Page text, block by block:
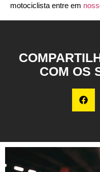
motociclista entre em
COM OS